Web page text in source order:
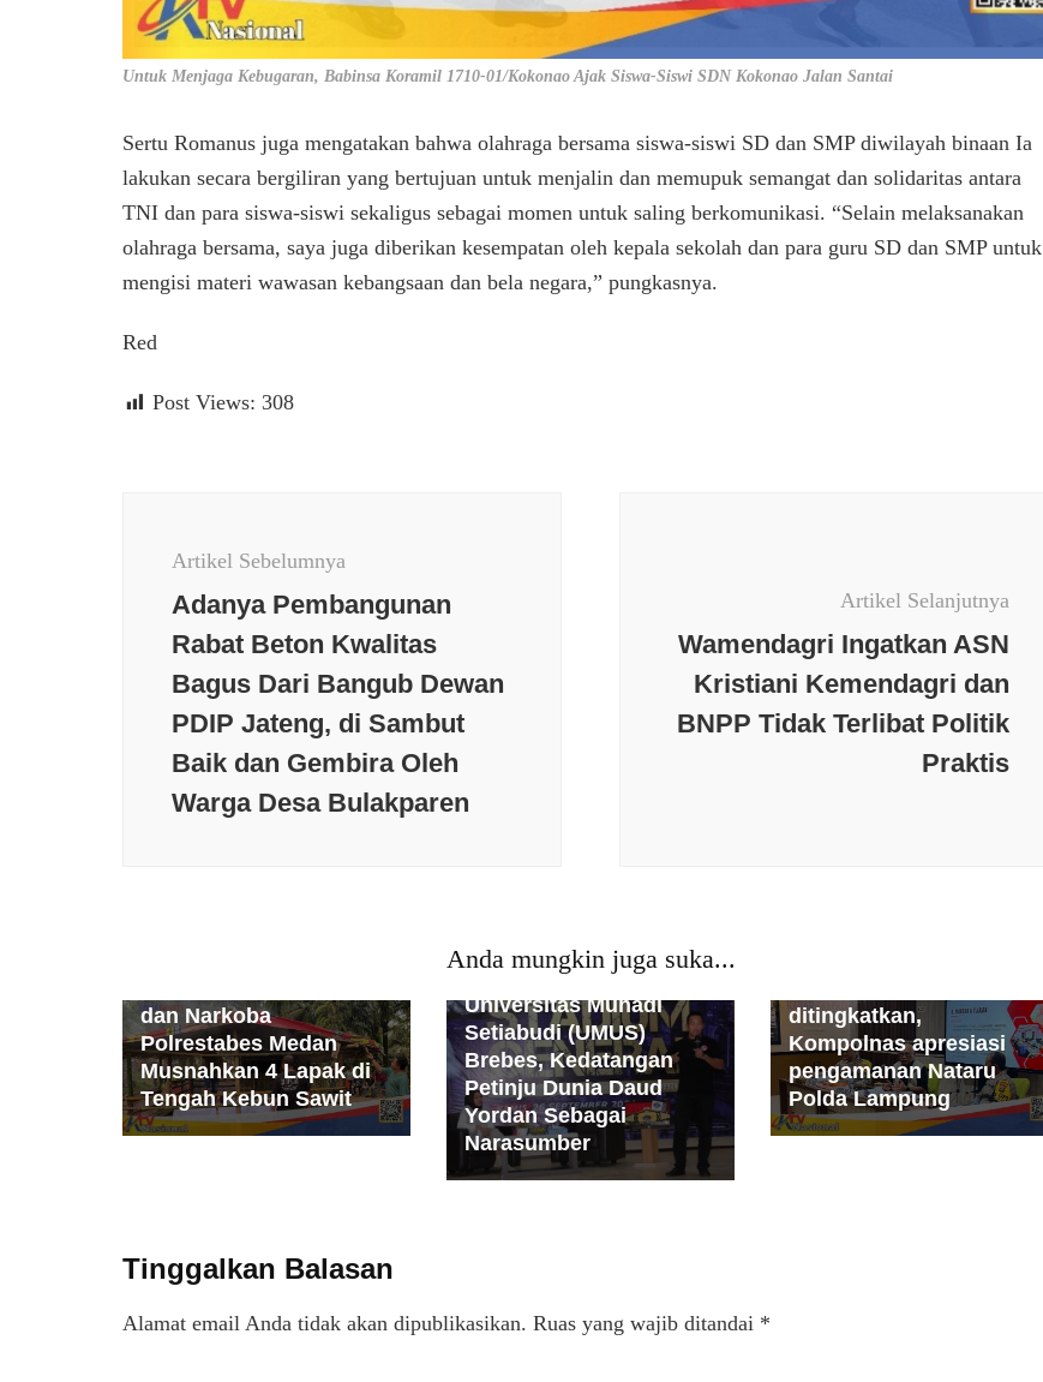
Untuk Menjaga Kebugaran, Babinsa Koramil 1710-01/Kokonao Ajak Siswa-Siswi SDN Kokonao Jalan Santai
Sertu Romanus juga mengatakan bahwa olahraga bersama siswa-siswi SD dan SMP diwilayah binaan Ia
lakukan secara bergiliran yang bertujuan untuk menjalin dan memupuk semangat dan solidaritas antara
TNI dan para siswa-siswi sekaligus sebagai momen untuk saling berkomunikasi. “Selain melaksanakan
olahraga bersama, saya juga diberikan kesempatan oleh kepala sekolah dan para guru SD dan SMP untuk
mengisi materi wawasan kebangsaan dan bela negara,” pungkasnya.
Red
Post Views: 308
Artikel Sebelumnya
Adanya Pembangunan
Rabat Beton Kwalitas
Bagus Dari Bangub Dewan
PDIP Jateng, di Sambut
Baik dan Gembira Oleh
Warga Desa Bulakparen
Artikel Selanjutnya
Wamendagri Ingatkan ASN
Kristiani Kemendagri dan
BNPP Tidak Terlibat Politik
Praktis
Anda mungkin juga suka...
Berita terkini
Budaya
Kesehatan Kriminal
dan Narkoba
Polrestabes Medan
Musnahkan 4 Lapak di
Tengah Kebun Sawit
Politik Populer Sosial
Universitas Muhadi
Setiabudi (UMUS)
Brebes, Kedatangan
Petinju Dunia Daud
Yordan Sebagai
Narasumber
Budaya
ditingkatkan,
Kompolnas apresiasi
pengamanan Nataru
Polda Lampung
Tinggalkan Balasan
Alamat email Anda tidak akan dipublikasikan. Ruas yang wajib ditandai *